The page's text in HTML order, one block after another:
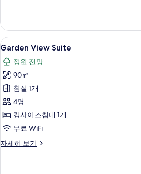
히
보
기
Garden
View
Suite
사
진
모
두
보
기
5
Garden View Suite
정원 전망
90㎡
침실 1개
4명
킹사이즈침대 1개
무료 WiFi
자세히 보기
Garden